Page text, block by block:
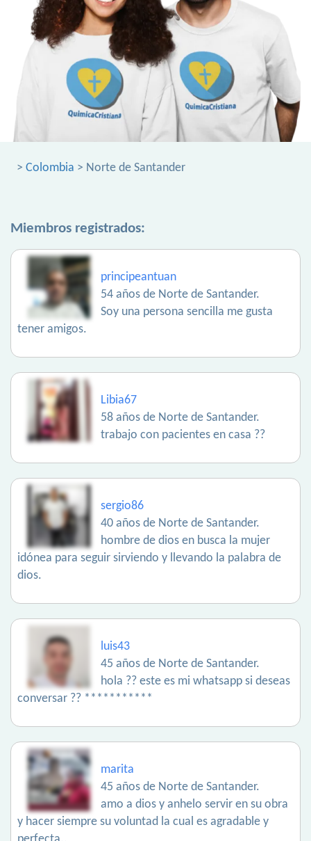
> Colombia > Norte de Santander
Miembros registrados:
principeantuan
54 años de Norte de Santander.
Soy una persona sencilla me gusta
tener amigos.
Libia67
58 años de Norte de Santander.
trabajo con pacientes en casa ??
sergio86
40 años de Norte de Santander.
hombre de dios en busca la mujer
idónea para seguir sirviendo y llevando la palabra de
dios.
luis43
45 años de Norte de Santander.
hola ?? este es mi whatsapp si deseas
conversar ?? ***********
marita
45 años de Norte de Santander.
amo a dios y anhelo servir en su obra
y hacer siempre su voluntad la cual es agradable y